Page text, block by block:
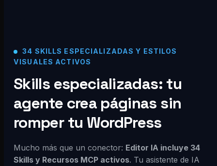
34 SKILLS ESPECIALIZADAS Y ESTILOS
VISUALES ACTIVOS
Skills especializadas: tu
agente crea páginas sin
romper tu WordPress
Mucho más que un conector: Editor IA incluye 34
Skills y Recursos MCP activos. Tu asistente de IA